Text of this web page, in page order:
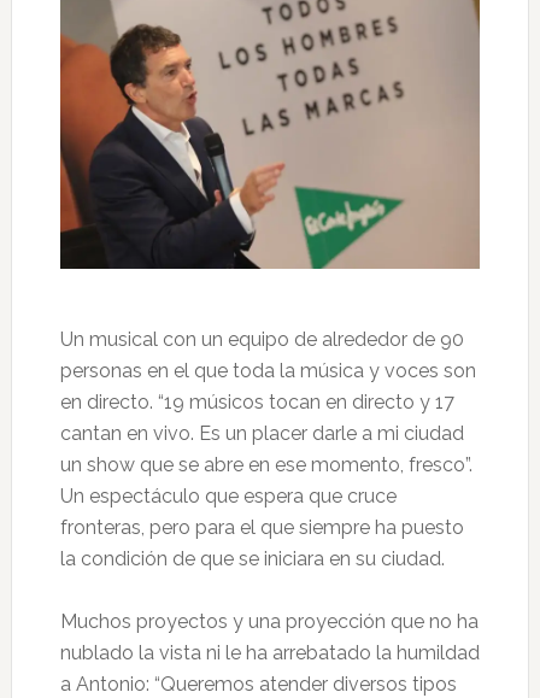
Un musical con un equipo de alrededor de 90
personas en el que toda la música y voces son
en directo. “19 músicos tocan en directo y 17
cantan en vivo. Es un placer darle a mi ciudad
un show que se abre en ese momento, fresco”.
Un espectáculo que espera que cruce
fronteras, pero para el que siempre ha puesto
la condición de que se iniciara en su ciudad.
Muchos proyectos y una proyección que no ha
nublado la vista ni le ha arrebatado la humildad
a Antonio: “Queremos atender diversos tipos